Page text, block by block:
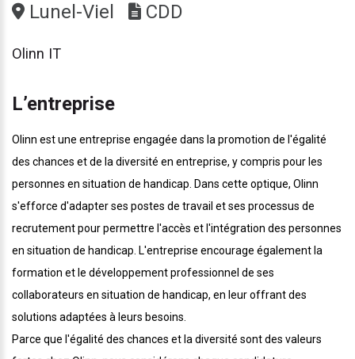
Lunel-Viel CDD
Olinn IT
L’entreprise
Olinn est une entreprise engagée dans la promotion de l'égalité
des chances et de la diversité en entreprise, y compris pour les
personnes en situation de handicap. Dans cette optique, Olinn
s'efforce d'adapter ses postes de travail et ses processus de
recrutement pour permettre l'accès et l'intégration des personnes
en situation de handicap. L'entreprise encourage également la
formation et le développement professionnel de ses
collaborateurs en situation de handicap, en leur offrant des
solutions adaptées à leurs besoins.
Parce que l'égalité des chances et la diversité sont des valeurs